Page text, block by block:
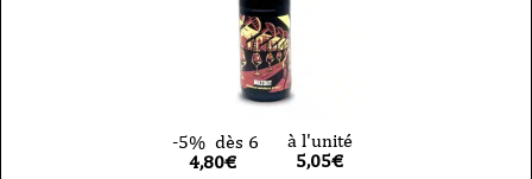
-5% dès 6
4,80€
à l'unité
5,05€